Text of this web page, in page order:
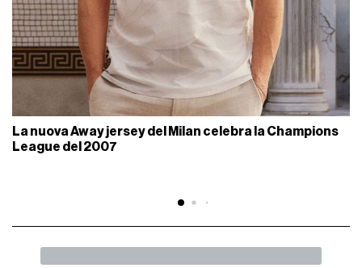
La nuova Away jersey del Milan celebra la Champions
League del 2007